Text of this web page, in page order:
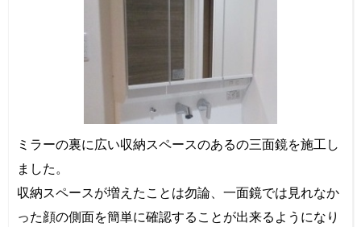
ミラーの裏に広い収納スペースのあるの三面鏡を施工し
ました。
収納スペースが増えたことは勿論、一面鏡では見れなか
った顔の側面を簡単に確認することが出来るようになり